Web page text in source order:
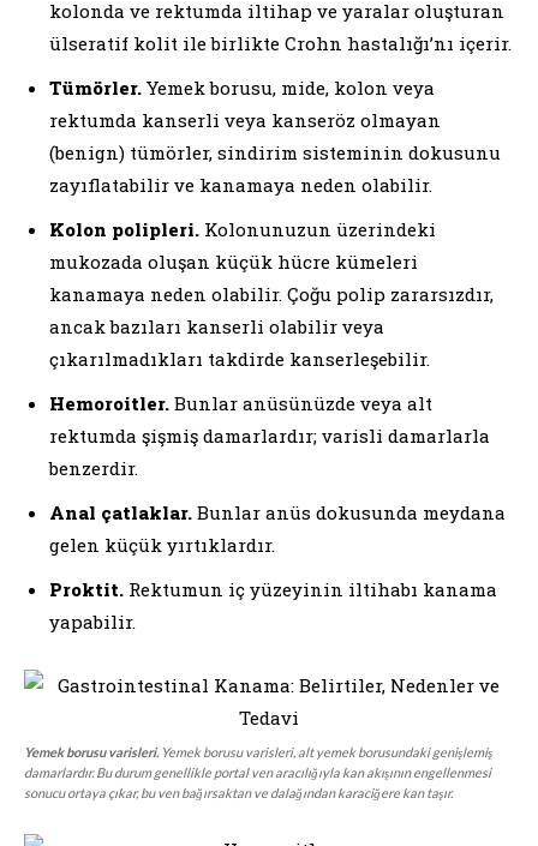
kolonda ve rektumda iltihap ve yaralar oluşturan
ülseratif kolit ile birlikte Crohn hastalığı’nı içerir.
Tümörler. Yemek borusu, mide, kolon veya
rektumda kanserli veya kanseröz olmayan
(benign) tümörler, sindirim sisteminin dokusunu
zayıflatabilir ve kanamaya neden olabilir.
Kolon polipleri. Kolonunuzun üzerindeki
mukozada oluşan küçük hücre kümeleri
kanamaya neden olabilir. Çoğu polip zararsızdır,
ancak bazıları kanserli olabilir veya
çıkarılmadıkları takdirde kanserleşebilir.
Hemoroitler. Bunlar anüsünüzde veya alt
rektumda şişmiş damarlardır; varisli damarlarla
benzerdir.
Anal çatlaklar. Bunlar anüs dokusunda meydana
gelen küçük yırtıklardır.
Proktit. Rektumun iç yüzeyinin iltihabı kanama
yapabilir.
Yemek borusu varisleri. Yemek borusu varisleri, alt yemek borusundaki genişlemiş
damarlardır. Bu durum genellikle portal ven aracılığıyla kan akışının engellenmesi
sonucu ortaya çıkar, bu ven bağırsaktan ve dalağından karaciğere kan taşır.